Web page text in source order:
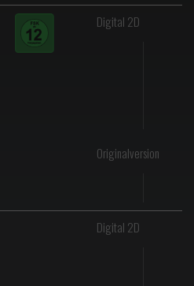
Digital 2D
Originalversion
Digital 2D